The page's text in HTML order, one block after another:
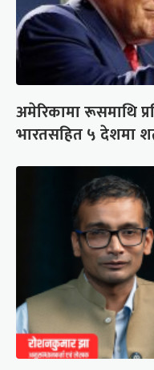
अमेरिकामा रूसमाथि
भारतसहित ५ देशमा